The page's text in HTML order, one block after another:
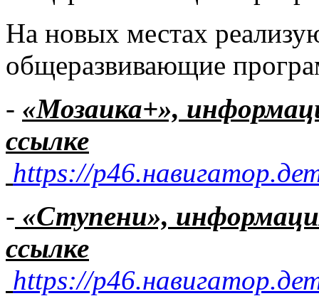
На новых местах
общеразвивающие
- «Мозаика+»,
ссылке
https://
- «Ступени»,
ссылке
https://